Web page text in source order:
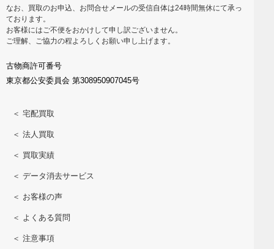
なお、買取のお申込、お問合せメールの受信自体は24時間無休にて承っ
ております。
お客様にはご不便をおかけして申し訳ございません。
ご理解、ご協力の程よろしくお願い申し上げます。
古物商許可番号
東京都公安委員会 第308950907045号
＜ 宅配買取
＜ 法人買取
＜ 買取実績
＜ データ消去サービス
＜ お客様の声
＜ よくある質問
＜ 注意事項